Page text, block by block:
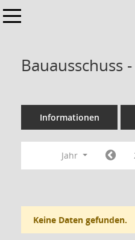
Toggle navigation
Bauausschuss
Informationen
Jahr
Keine Daten gefunden.